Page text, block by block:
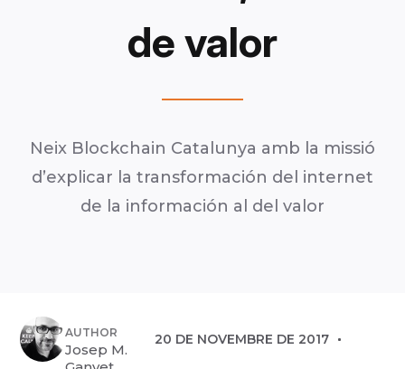
de valor
Neix Blockchain Catalunya amb la missió
d’explicar la transformación del internet
de la información al del valor
AUTHOR
Josep M.
20 DE NOVEMBRE DE 2017